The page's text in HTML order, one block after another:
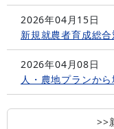
2026年04月15日
新規就農者育成総
2026年04月08日
人・農地プランか
>>